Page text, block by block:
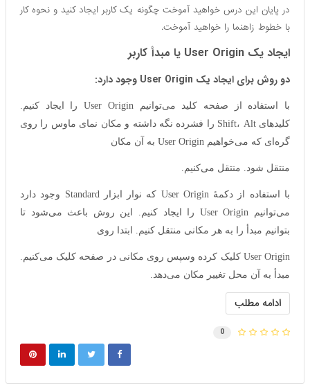
در پایان این درس خواهید آموخت چگونه یک کاربر ایجاد کنید و نحوه کار
با خطوط زاهنما را خواهید آموخت.
ایجاد یک User Origin یا مبدأ کاربر
دو روش برای ایجاد یک User Origin وجود دارد:
با استفاده از صفحه کلید می‌توانیم User Origin را ایجاد کنیم.
کلید‌های Shift، Alt را فشرده نگه داشته و مکان نمای ماوس را روی
گره‌ای که می‌خواهیم User Origin به آن مکان
منتقل شود. منتقل می‌کنیم.
با استفاده از دکمهٔ User Origin که نوار ابزار Standard وجود دارد
می‌توانیم User Origin را ایجاد کنیم. این روش باعث می‌شود تا
بتوانیم مبدأ را به هر مکانی منتقل کنیم. ابتدا روی
User Origin کلیک کرده وسپس روی مکانی در صفحه کلیک می‌کنیم.
مبدأ به آن محل تغییر مکان می‌دهد.
ادامه مطلب
0